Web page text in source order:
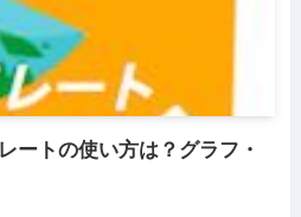
ートの使い方は？グラフ・